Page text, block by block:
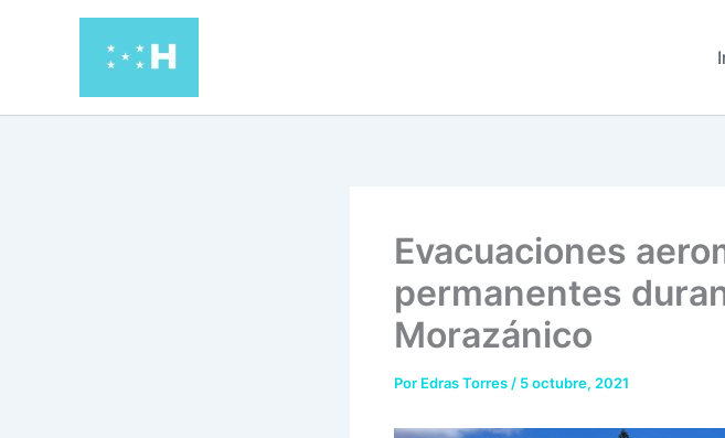
Evacuaciones
permanentes
Morazánico
Por Edras Torres / 5 octubre, 2021